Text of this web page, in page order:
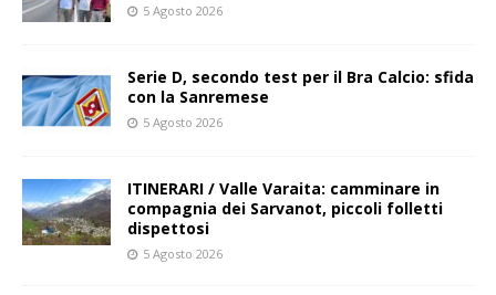
5 Agosto 2026
Serie D, secondo test per il Bra Calcio: sfida
con la Sanremese
5 Agosto 2026
ITINERARI / Valle Varaita: camminare in
compagnia dei Sarvanot, piccoli folletti
dispettosi
5 Agosto 2026